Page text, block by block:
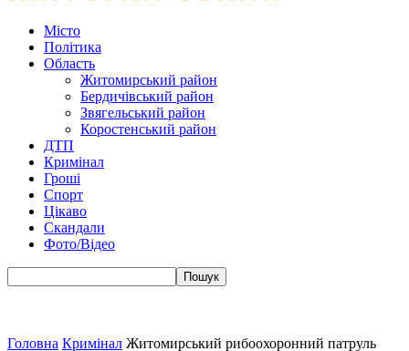
Місто
Політика
Область
Житомирський район
Бердичівський район
Звягельський район
Коростенський район
ДТП
Кримінал
Гроші
Спорт
Цікаво
Скандали
Фото/Відео
Головна Кримінал Житомирський рибоохоронний патруль